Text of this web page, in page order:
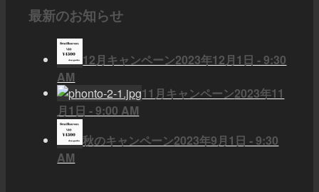
最新のお知らせ
12月キャンペーン2023年12月1日 - 9:30
AM
11月キャンペーン2023年11
月1日 - 9:00 AM
秋のキャンペーン2023年9月1日 - 9:30
AM